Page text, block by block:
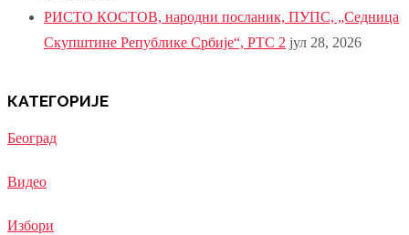
РИСТО КОСТОВ, народни посланик, ПУПС, „Седница
Скупштине Републике Србије“, РТС 2 јул 28, 2026
КАТЕГОРИЈЕ
Београд
Видео
Избори